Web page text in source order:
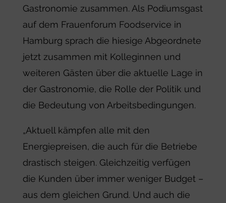
Gastronomie zusammen. Als Podiumsgast
auf dem Frauenforum Foodservice in
Hamburg sprach die hiesige Abgeordnete
jetzt zusammen mit Kolleginnen und
weiteren Gästen über die aktuelle Lage in
der Gastronomie, die Rolle der Politik und
die Bedeutung von Arbeitsbedingungen.
„Aktuell kämpfen alle mit den
Energiepreisen, die auch für die Betriebe
drastisch steigen. Gleichzeitig verfügen
die Kunden über immer weniger Budget –
aus dem gleichen Grund. Und auch die